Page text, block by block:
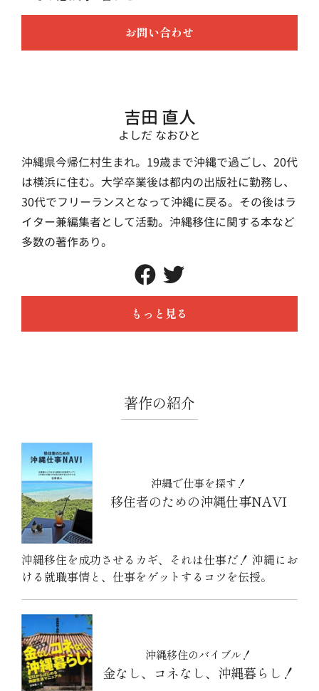
お問い合わせ
吉田 直人
よしだ なおひと
沖縄県今帰仁村生まれ。19歳まで沖縄で過ごし、20代
は横浜に住む。大学卒業後は都内の出版社に勤務し、
30代でフリーランスとなって沖縄に戻る。その後はラ
イター兼編集者として活動。沖縄移住に関する本など
多数の著作あり。
もっと見る
著作の紹介
沖縄で仕事を探す！
移住者のための沖縄仕事NAVI
沖縄移住を成功させるカギ、それは仕事だ！ 沖縄にお
ける就職事情と、仕事をゲットするコツを伝授。
沖縄移住のバイブル！
金なし、コネなし、沖縄暮らし！